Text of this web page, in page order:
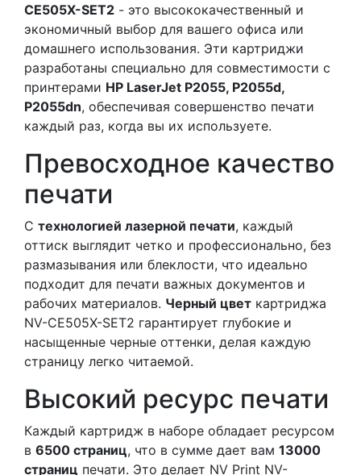
CE505X-SET2 - это высококачественный и
экономичный выбор для вашего офиса или
домашнего использования. Эти картриджи
разработаны специально для совместимости с
принтерами HP LaserJet P2055, P2055d,
P2055dn, обеспечивая совершенство печати
каждый раз, когда вы их используете.
Превосходное качество
печати
С технологией лазерной печати, каждый
оттиск выглядит четко и профессионально, без
размазывания или блеклости, что идеально
подходит для печати важных документов и
рабочих материалов. Черный цвет картриджа
NV-CE505X-SET2 гарантирует глубокие и
насыщенные черные оттенки, делая каждую
страницу легко читаемой.
Высокий ресурс печати
Каждый картридж в наборе обладает ресурсом
в 6500 страниц, что в сумме дает вам 13000
страниц печати. Это делает NV Print NV-